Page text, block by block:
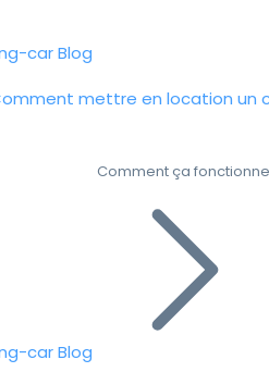
carBlog
mettre en location un
carBlog
Comment ça fonctionne